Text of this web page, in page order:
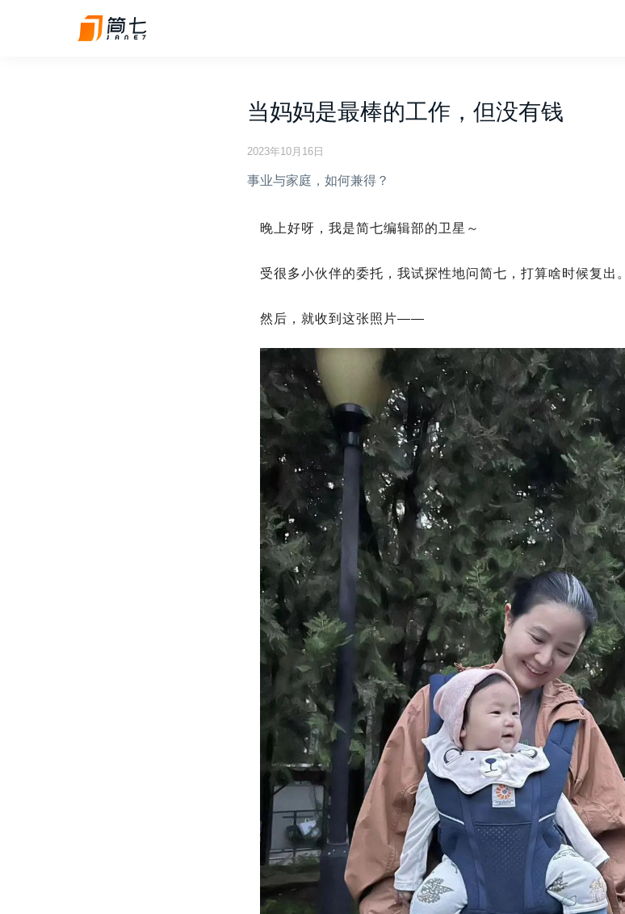
当妈妈是最棒的工作，但没有钱
2023年10月16日
事业与家庭，如何兼得？
晚上好呀，我是简七编辑部的卫星～
受很多小伙伴的委托，我试探性地问简七，打算啥时候复出。
然后，就收到这张照片——